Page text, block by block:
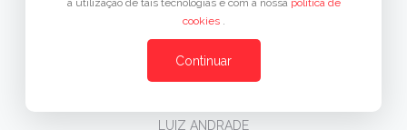
LUIZ ANDRADE
a utilização de tais tecnologias e com a nossa política de
cookies .
Continuar